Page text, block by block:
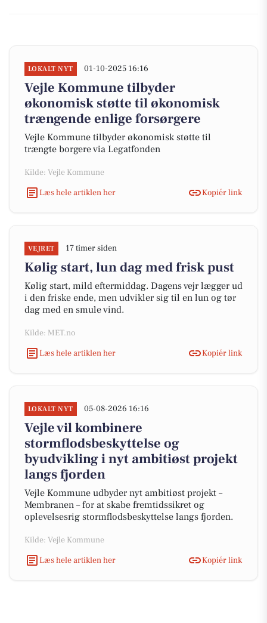
LOKALT NYT 01-10-2025 16:16
Vejle Kommune tilbyder
økonomisk støtte til økonomisk
trængende enlige forsørgere
Vejle Kommune tilbyder økonomisk støtte til
trængte borgere via Legatfonden
Kilde: Vejle Kommune
Læs hele artiklen her
Kopiér link
VEJRET 17 timer siden
Kølig start, lun dag med frisk pust
Kølig start, mild eftermiddag. Dagens vejr lægger ud
i den friske ende, men udvikler sig til en lun og tør
dag med en smule vind.
Kilde: MET.no
Læs hele artiklen her
Kopiér link
LOKALT NYT 05-08-2026 16:16
Vejle vil kombinere
stormflodsbeskyttelse og
byudvikling i nyt ambitiøst projekt
langs fjorden
Vejle Kommune udbyder nyt ambitiøst projekt –
Membranen – for at skabe fremtidssikret og
oplevelsesrig stormflodsbeskyttelse langs fjorden.
Kilde: Vejle Kommune
Læs hele artiklen her
Kopiér link